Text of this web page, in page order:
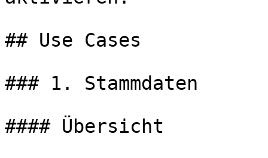
## Use Cases
### 1. Stammdaten
#### Übersicht